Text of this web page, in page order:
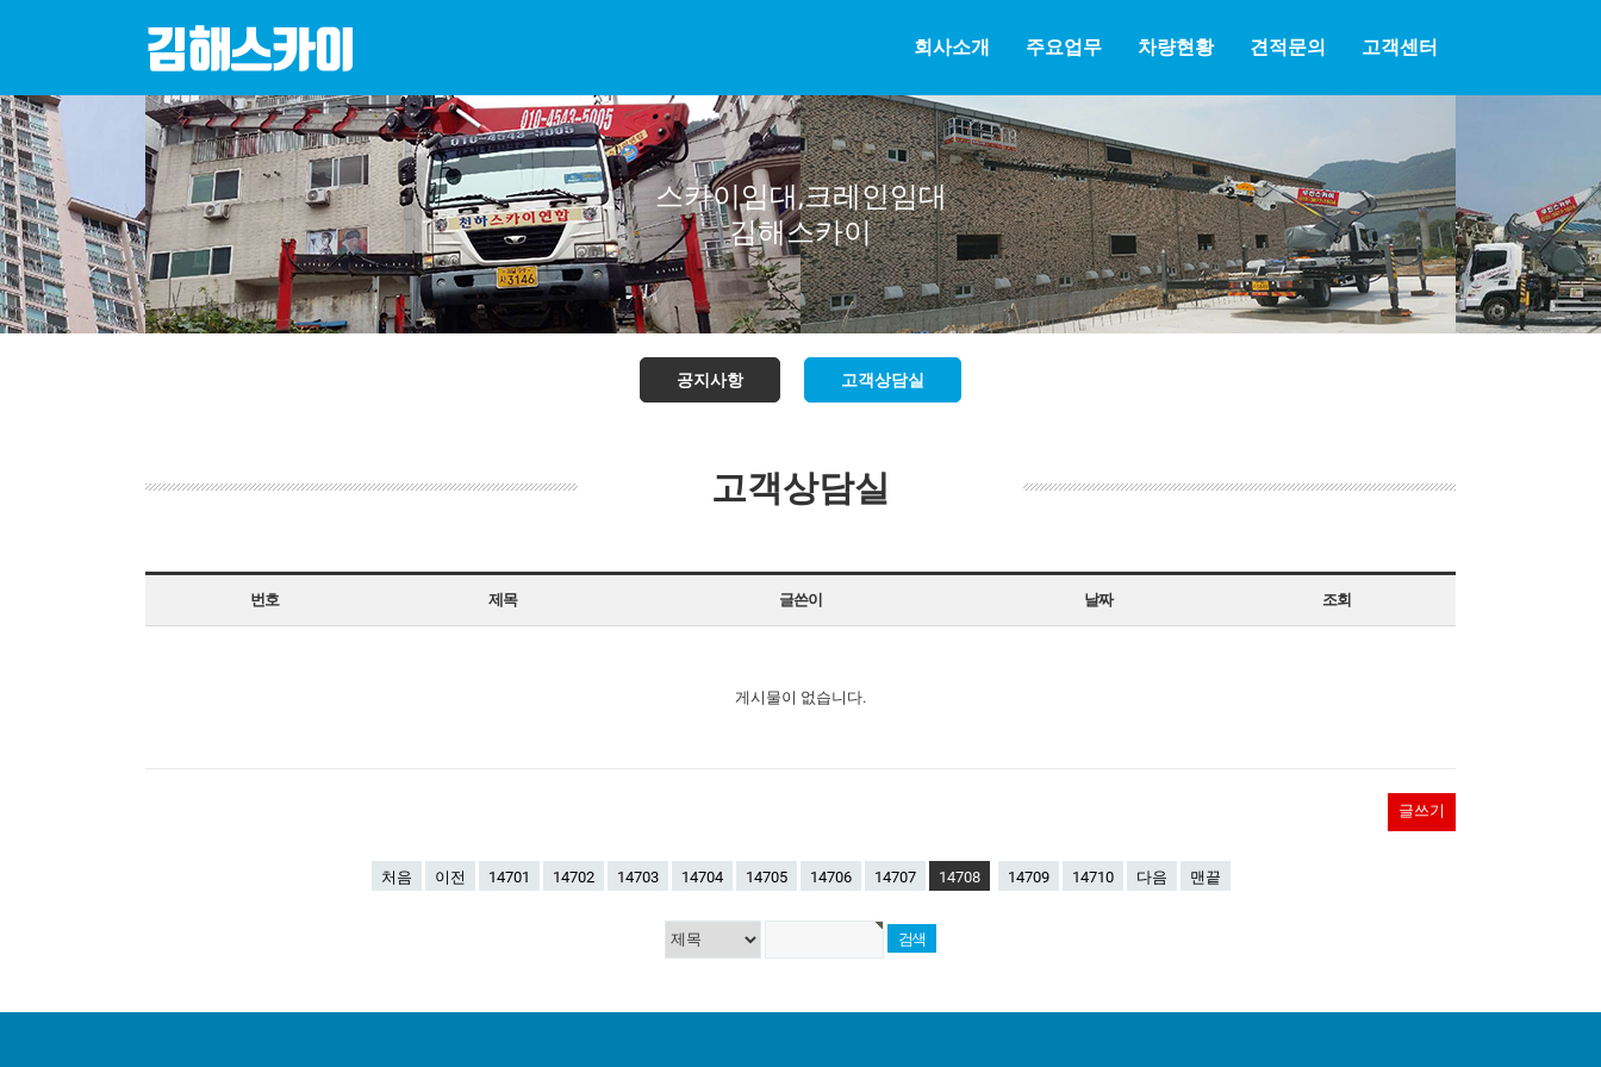
회사소개 주요업무 차량현황 견적문의 고객센터
스카이임대,크레인임대
김해스카이
공지사항 고객상담실
고객상담실
번호 제목 글쓴이 날짜 조회
게시물이 없습니다.
글쓰기
처음 이전 14701 14702 14703 14704 14705 14706 14707 14708 14709 14710 다음 맨끝